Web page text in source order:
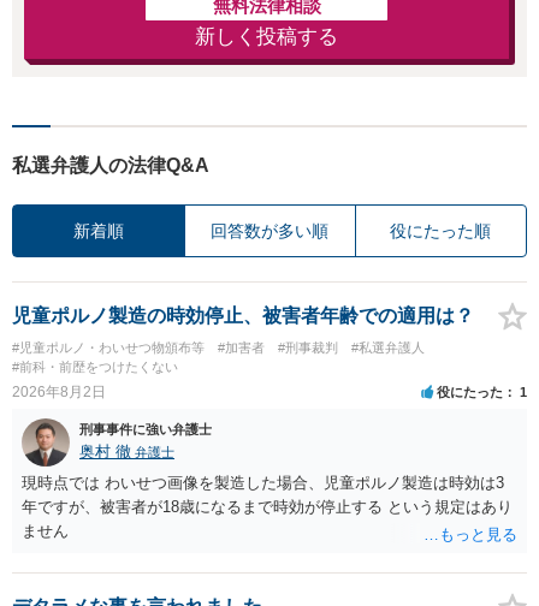
無料法律相談
新しく投稿する
私選弁護人の法律Q&A
新着順 回答数が多い順 役にたった順
児童ポルノ製造の時効停止、被害者年齢での適用は？
#児童ポルノ・わいせつ物頒布等 #加害者 #刑事裁判
#私選弁護人
#前科・前歴をつけたくない
2026年8月2日 役にたった 1
刑事事件に強い弁護士
奥村 徹 弁護士
現時点では わいせつ画像を製造した場合、児童ポルノ製造は時効は3
年ですが、被害者が18歳になるまで時効が停止する という規定はあり
ません